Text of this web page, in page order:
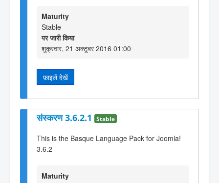
Maturity
Stable
पर जारी किया
शुक्रवार, 21 अक्टूबर 2016 01:00
फ़ाइलें देखें
संस्करण 3.6.2.1 Stable
This is the Basque Language Pack for Joomla!
3.6.2
Maturity